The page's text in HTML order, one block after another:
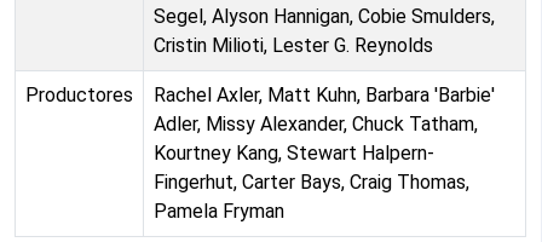
Segel, Alyson Hannigan, Cobie Smulders,
Cristin Milioti, Lester G. Reynolds
Productores
Rachel Axler, Matt Kuhn, Barbara 'Barbie'
Adler, Missy Alexander, Chuck Tatham,
Kourtney Kang, Stewart Halpern-
Fingerhut, Carter Bays, Craig Thomas,
Pamela Fryman